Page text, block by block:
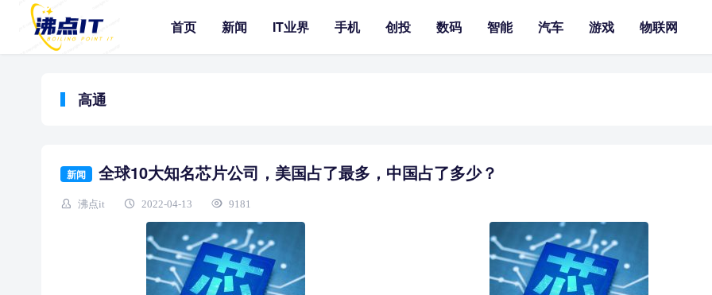
首页 新闻 IT业界 手机 创投 数码 智能 汽车 游戏 物联网
高通
新闻 全球10大知名芯片公司，美国占了最多，中国占了多少？
沸点it 2022-04-13 9181